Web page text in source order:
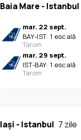
Baia Mare - Istanbul
mar. 22 sept.
BAY-IST· 1 escală
Tarom
mar. 29 sept.
IST-BAY· 1 escală
Tarom
Iași - Istanbul 7 zile